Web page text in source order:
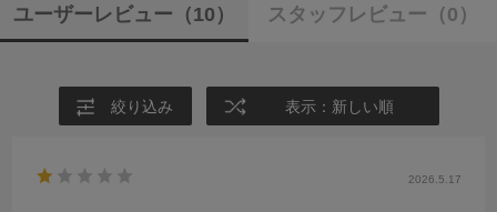
ユーザーレビュー （10） スタッフレビュー （0）
絞り込み 表示：新しい順
2026.5.17